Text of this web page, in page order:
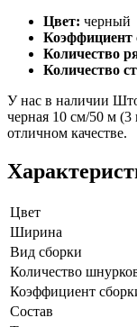
Цвет: черный
Коэффициент
Количество
Количество
У нас в наличии
черная 10 см/50 м (3
отличном качестве.
Цвет
Ширина
Вид сборки
Количество
Коэффициент
Состав